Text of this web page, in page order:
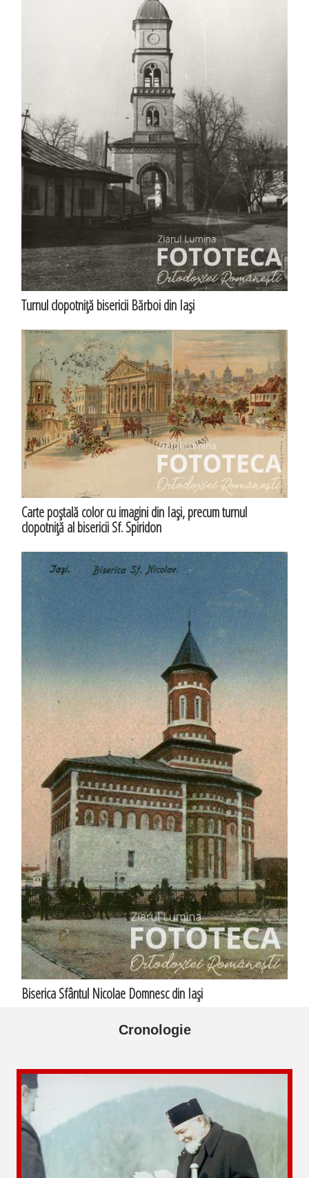
Turnul clopotniţă bisericii Bărboi din Iaşi
Carte poştală color cu imagini din Iaşi, precum turnul
clopotniţă al bisericii Sf. Spiridon
Biserica Sfântul Nicolae Domnesc din Iaşi
Cronologie